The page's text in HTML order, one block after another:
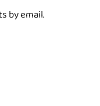
by email.